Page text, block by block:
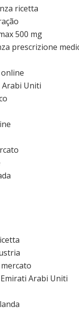
ricetta
500 mg
prescrizione
Arabi Uniti
Arabi Uniti